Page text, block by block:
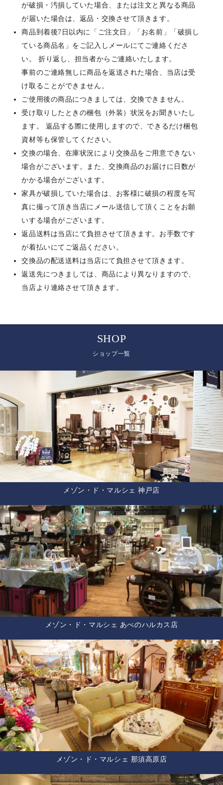
が破損・汚損していた場合、または注文と異なる商品
が届いた場合は、返品・交換させて頂きます。
商品到着後7日以内に「ご注文日」「お名前」「破損し
ている商品名」をご記入しメールにてご連絡くださ
い。 折り返し、担当者からご連絡いたします。
事前のご連絡無しに商品を返送された場合、当店は受
け取ることができません。
ご使用後の商品につきましては、交換できません。
受け取りしたときの梱包（外装）状況をお聞きいたし
ます。 返品する際に使用しますので、できるだけ梱包
資材等も保管してください。
交換の場合、在庫状況により交換品をご用意できない
場合がございます。また、交換商品のお届けに日数が
かかる場合がございます。
家具が破損していた場合は、お客様に破損の程度を写
真に撮って頂き当店にメール送信して頂くことをお願
いする場合がございます。
返品送料は当店にて負担させて頂きます。お手数です
が着払いにてご返品ください。
交換品の配送送料は当店にて負担させて頂きます。
返送先につきましては、商品により異なりますので、
当店より連絡させて頂きます。
SHOP
ショップ一覧
メゾン・ド・マルシェ 神戸店
メゾン・ド・マルシェ あべのハルカス店
メゾン・ド・マルシェ 那須高原店